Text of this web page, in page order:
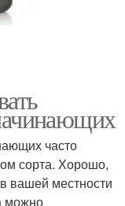
часто
сорта. Хорошо,
вашей местности
можно